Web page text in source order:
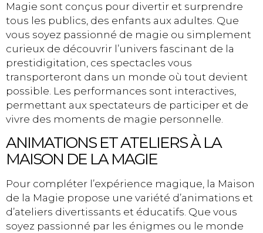
Magie sont conçus pour divertir et surprendre
tous les publics, des enfants aux adultes. Que
vous soyez passionné de magie ou simplement
curieux de découvrir l’univers fascinant de la
prestidigitation, ces spectacles vous
transporteront dans un monde où tout devient
possible. Les performances sont interactives,
permettant aux spectateurs de participer et de
vivre des moments de magie personnelle.
ANIMATIONS ET ATELIERS À LA
MAISON DE LA MAGIE
Pour compléter l’expérience magique, la Maison
de la Magie propose une variété d’animations et
d’ateliers divertissants et éducatifs. Que vous
soyez passionné par les énigmes ou le monde